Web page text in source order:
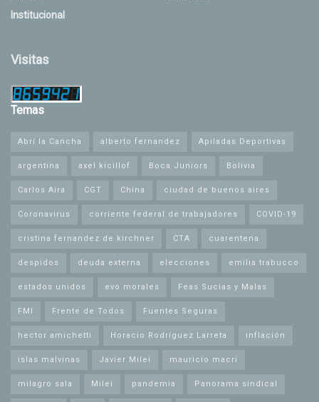
Institucional
Visitas
Temas
Abrí la Cancha alberto fernandez Apiladas Deportivas
argentina axel kicillof Boca Juniors Bolivia
Carlos Aira CGT China ciudad de buenos aires
Coronavirus corriente federal de trabajadores COVID-19
cristina fernandez de kirchner CTA cuarentena
despidos deuda externa elecciones emilia trabucco
estados unidos evo morales Feas Sucias y Malas
FMI Frente de Todos Fuentes Seguras
hector amichetti Horacio Rodríguez Larreta inflación
islas malvinas Javier Milei mauricio macri
milagro sala Milei pandemia Panorama sindical